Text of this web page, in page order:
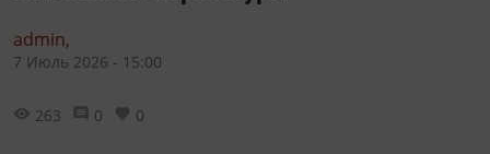
admin,
7 Июль 2026 - 15:00
263 0 0